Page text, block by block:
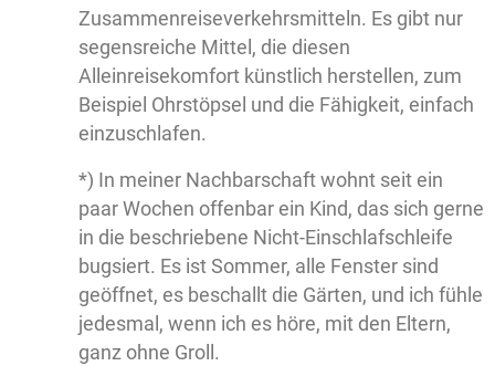
Zusammenreiseverkehrsmitteln. Es gibt nur
segensreiche Mittel, die diesen
Alleinreisekomfort künstlich herstellen, zum
Beispiel Ohrstöpsel und die Fähigkeit, einfach
einzuschlafen.
*) In meiner Nachbarschaft wohnt seit ein
paar Wochen offenbar ein Kind, das sich gerne
in die beschriebene Nicht-Einschlafschleife
bugsiert. Es ist Sommer, alle Fenster sind
geöffnet, es beschallt die Gärten, und ich fühle
jedesmal, wenn ich es höre, mit den Eltern,
ganz ohne Groll.